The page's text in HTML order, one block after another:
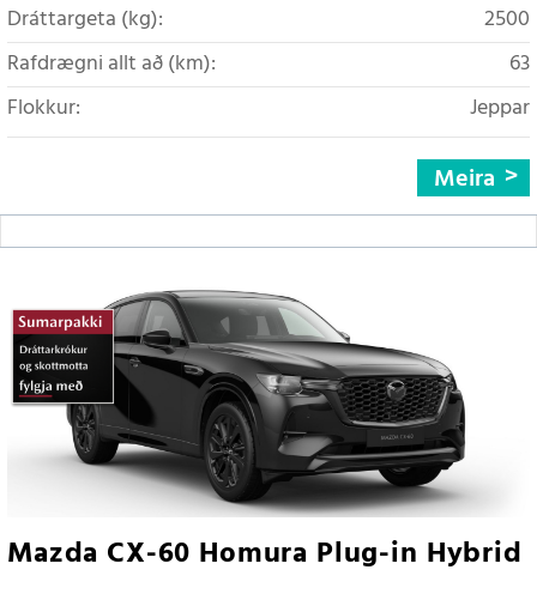
Dráttargeta (kg):
2500
Rafdrægni allt að (km):
63
Flokkur:
Jeppar
Meira
Mazda CX-60 Homura Plug-in Hybrid